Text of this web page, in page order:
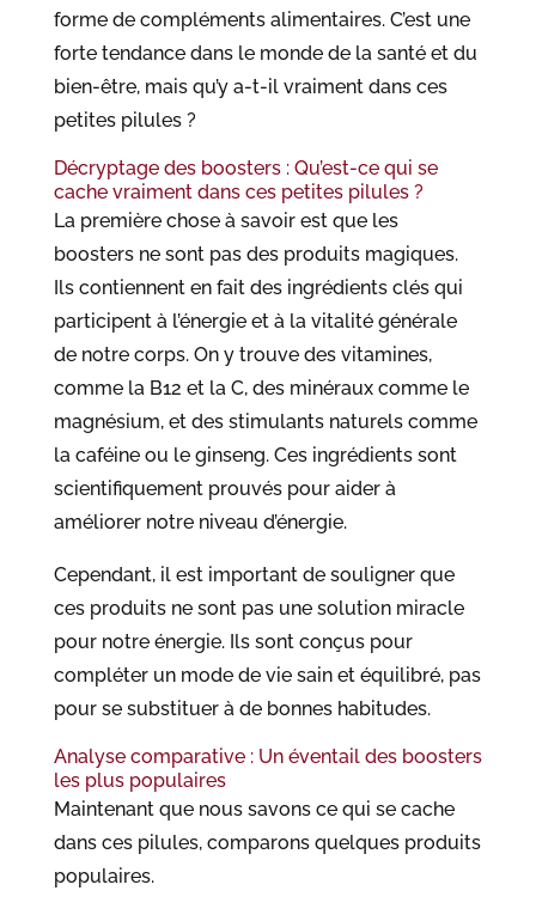
forme de compléments alimentaires. C’est une
forte tendance dans le monde de la santé et du
bien-être, mais qu’y a-t-il vraiment dans ces
petites pilules ?
Décryptage des boosters : Qu’est-ce qui se
cache vraiment dans ces petites pilules ?
La première chose à savoir est que les
boosters ne sont pas des produits magiques.
Ils contiennent en fait des ingrédients clés qui
participent à l’énergie et à la vitalité générale
de notre corps. On y trouve des vitamines,
comme la B12 et la C, des minéraux comme le
magnésium, et des stimulants naturels comme
la caféine ou le ginseng. Ces ingrédients sont
scientifiquement prouvés pour aider à
améliorer notre niveau d’énergie.
Cependant, il est important de souligner que
ces produits ne sont pas une solution miracle
pour notre énergie. Ils sont conçus pour
compléter un mode de vie sain et équilibré, pas
pour se substituer à de bonnes habitudes.
Analyse comparative : Un éventail des boosters
les plus populaires
Maintenant que nous savons ce qui se cache
dans ces pilules, comparons quelques produits
populaires.